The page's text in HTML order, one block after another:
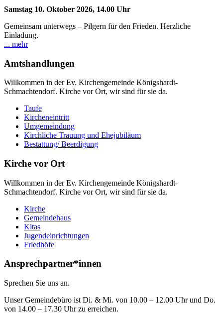
Samstag 10. Oktober 2026, 14.00 Uhr
Gemeinsam unterwegs – Pilgern für den Frieden. Herzliche
Einladung.
... mehr
Amtshandlungen
Willkommen in der Ev. Kirchengemeinde Königshardt-
Schmachtendorf. Kirche vor Ort, wir sind für sie da.
Taufe
Kircheneintritt
Umgemeindung
Kirchliche Trauung und Ehejubiläum
Bestattung/ Beerdigung
Kirche vor Ort
Willkommen in der Ev. Kirchengemeinde Königshardt-
Schmachtendorf. Kirche vor Ort, wir sind für sie da.
Kirche
Gemeindehaus
Kitas
Jugendeinrichtungen
Friedhöfe
Ansprechpartner*innen
Sprechen Sie uns an.
Unser Gemeindebüro ist Di. & Mi. von 10.00 – 12.00 Uhr und Do.
von 14.00 – 17.30 Uhr zu erreichen.